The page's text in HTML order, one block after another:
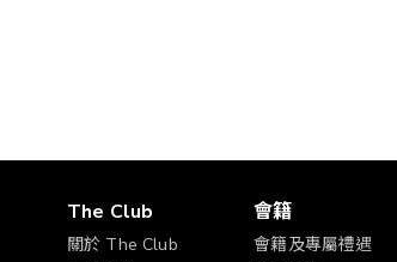
The Club
關於 The Club
會籍
會籍及專屬禮遇